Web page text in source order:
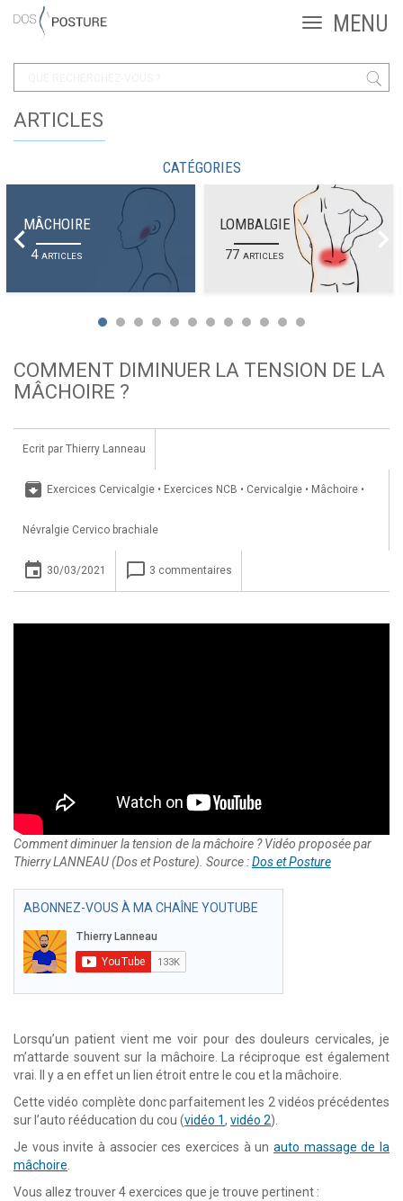
ARTICLES
CATÉGORIES
MÂCHOIRE
4ARTICLES
LOMBALGIE
77ARTICLES
COMMENT DIMINUER LA TENSION DE LA
MÂCHOIRE ?
Ecrit par Thierry Lanneau
archive Exercices Cervicalgie • Exercices NCB • Cervicalgie • Mâchoire •
Névralgie Cervico brachiale
insert_invitation 30/03/2021 chat_bubble_outline 3 commentaires
Comment diminuer la tension de la mâchoire ? Vidéo proposée par
Thierry LANNEAU (Dos et Posture). Source :Dos et Posture
ABONNEZ-VOUS À MA CHAÎNE YOUTUBE
Lorsqu’un patient vient me voir pour des douleurs cervicales, je
m’attarde souvent sur la mâchoire. La réciproque est également
vrai. Il y a en effet un lien étroit entre le cou et la mâchoire.
Cette vidéo complète donc parfaitement les 2 vidéos précédentes
sur l’auto rééducation du cou (vidéo 1, vidéo 2).
Je vous invite à associer ces exercices à un auto massage de la
mâchoire
Vous allez trouver 4 exercices que je trouve pertinent :